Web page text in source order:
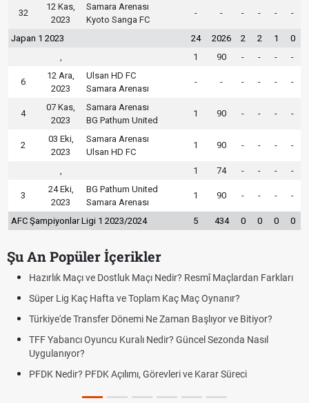
32
12 Kas,
2023
Samara Arenası
Kyoto Sanga FC
- - - - - -
Japan 1 2023 24 2026 2 2 1
0
1 90 - - - -
6
12 Ara,
2023
Ulsan HD FC
Samara Arenası
- - - - - -
4
07 Kas,
2023
Samara Arenası
BG Pathum United
1 90 - - - -
2
03 Eki,
2023
Samara Arenası
Ulsan HD FC
1 90 - - - -
1 74 - - - -
3
24 Eki,
2023
BG Pathum United
Samara Arenası
1 90 - - - -
AFC Şampiyonlar Ligi 1 2023/2024 5 434 0 0 0 0
Şu An Popüler İçerikler
Nedir? Resmî Maçlardan Farkları
Kaç Maç Oynanır?
Zaman Başlıyor ve Bitiyor?
Güncel Sezonda Nasıl
ve Karar Süreci
Puan Durumunda AG, OM ve
Skor Ne Demek? Sporda Skor
Futbol Nasıl Oynanır? Temel
Deplasman Golü Kuralı
DGS Sonuçları Ne Zaman